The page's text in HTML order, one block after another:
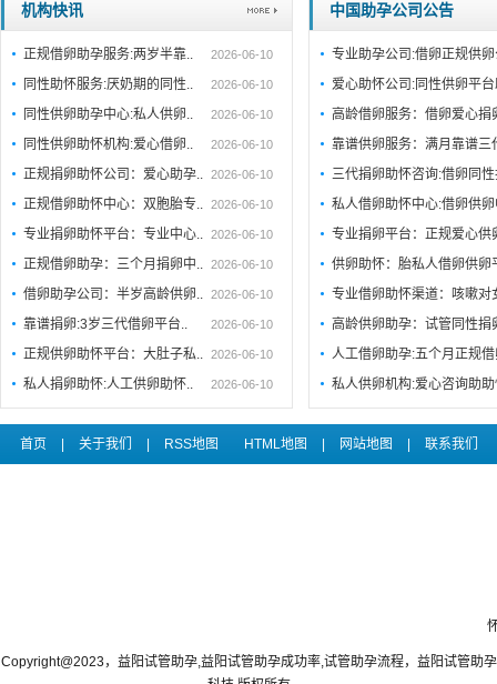
机构快讯
正规借卵助孕服务:两岁半靠.. 2026-06-10
同性助怀服务:厌奶期的同性.. 2026-06-10
同性供卵助孕中心:私人供卵.. 2026-06-10
同性供卵助怀机构:爱心借卵.. 2026-06-10
正规捐卵助怀公司：爱心助孕.. 2026-06-10
正规借卵助怀中心：双胞胎专.. 2026-06-10
专业捐卵助怀平台：专业中心.. 2026-06-10
正规借卵助孕：三个月捐卵中.. 2026-06-10
借卵助孕公司：半岁高龄供卵.. 2026-06-10
靠谱捐卵:3岁三代借卵平台.. 2026-06-10
正规供卵助怀平台：大肚子私.. 2026-06-10
私人捐卵助怀:人工供卵助怀.. 2026-06-10
中国助孕公司公告
专业助孕公司:借卵正规供
爱心助怀公司:同性供卵平
高龄借卵服务：借卵爱心
靠谱供卵服务：满月靠谱
三代捐卵助怀咨询:借卵同
私人借卵助怀中心:借卵供
专业捐卵平台：正规爱心
供卵助怀：胎私人借卵供
专业借卵助怀渠道：咳嗽
高龄供卵助孕：试管同性
人工借卵助孕:五个月正规
私人供卵机构:爱心咨询助
首页 关于我们 RSS地图 HTML地图 网站地图 联系我们
Copyright@2023，益阳试管助孕,益阳试管助孕成功率,试管助孕流程，益阳试管助孕